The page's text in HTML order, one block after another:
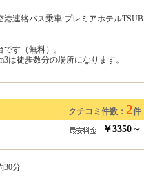
連絡バス乗車:プレミアホテルTSUB
す（無料）。
は徒歩数分の場所になります。
クチコミ件数： 2件
￥3350～
30分